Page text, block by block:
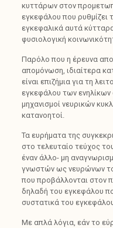
κυττάρων στον
εγκεφάλου που ρυθμίζει
εγκεφαλικά αυτά
φυσιολογική
Παρόλο που η έρευνα
απομόνωση, ιδιαίτερα
είναι επιζήμια για τη
εγκεφάλου των ενηλίκων
μηχανισμοί νευρικών
κατανοητοί.
Τα ευρήματα της
στο τελευταίο τεύχος
έναν άλλο- μη
γνωστών ως νευρώνων
που προβάλλονται στον
δηλαδή του εγκεφάλου
συστατικά του
Με απλά λόγια, εάν το